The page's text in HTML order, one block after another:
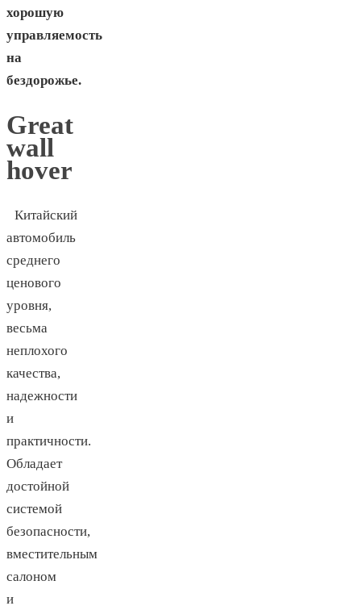
хорошую
управляемость
на
бездорожье.
Great
wall
hover
Китайский
автомобиль
среднего
ценового
уровня,
весьма
неплохого
качества,
надежности
и
практичности.
Обладает
достойной
системой
безопасности,
вместительным
салоном
и